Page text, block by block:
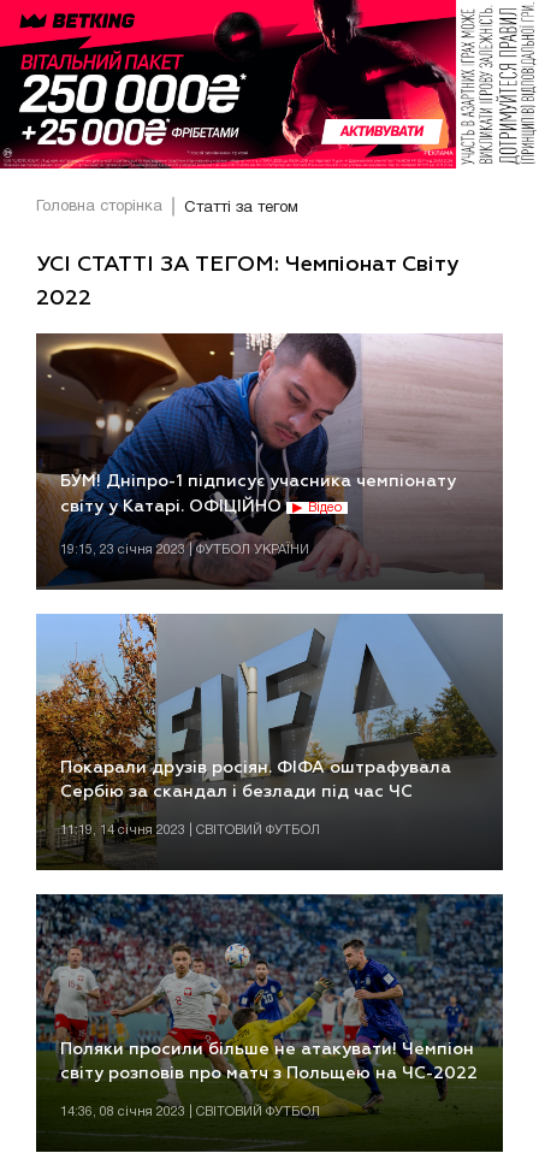
Головна сторінка Статті за тегом
УСІ СТАТТІ ЗА ТЕГОМ: Чемпіонат Світу
2022
БУМ! Дніпро-1 підписує учасника чемпіонату
світу у Катарі. ОФІЦІЙНО
Відео
19:15, 23 січня 2023 | ФУТБОЛ УКРАЇНИ
Покарали друзів росіян. ФІФА оштрафувала
Сербію за скандал і безлади під час ЧС
11:19, 14 січня 2023 | СВІТОВИЙ ФУТБОЛ
Поляки просили більше не атакувати! Чемпіон
світу розповів про матч з Польщею на ЧС-2022
14:36, 08 січня 2023 | СВІТОВИЙ ФУТБОЛ